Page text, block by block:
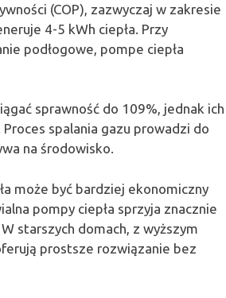
(COP), zazwyczaj w zakresie
4-5 kWh ciepła. Przy
podłogowe, pompe ciepła
sprawność do 109%, jednak ich
spalania gazu prowadzi do
na środowisko.
może być bardziej ekonomiczny
pompy ciepła sprzyja znacznie
starszych domach, z wyższym
prostsze rozwiązanie bez